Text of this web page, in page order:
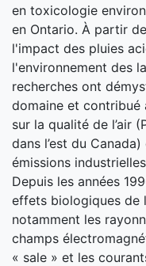
en toxicologie
en Ontario. À partir
l'impact des pluies
l'environnement des
recherches ont
domaine et contribué
sur la qualité de l’air
dans l’est du
émissions
Depuis les années
effets biologiques de
notamment les
champs
« sale » et les